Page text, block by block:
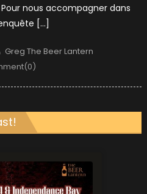
nous accompagner dans
[…]
Author
Greg The Beer Lantern